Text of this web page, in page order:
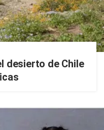
desierto de Chile